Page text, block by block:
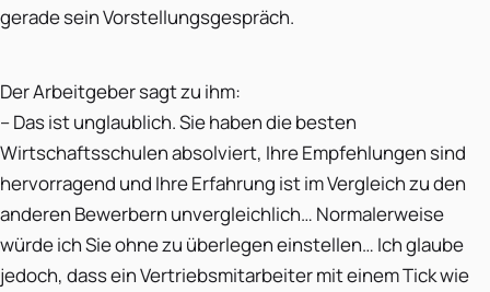
gerade sein Vorstellungsgespräch.
Der Arbeitgeber sagt zu ihm:
– Das ist unglaublich. Sie haben die besten
Wirtschaftsschulen absolviert, Ihre Empfehlungen sind
hervorragend und Ihre Erfahrung ist im Vergleich zu den
anderen Bewerbern unvergleichlich… Normalerweise
würde ich Sie ohne zu überlegen einstellen… Ich glaube
jedoch, dass ein Vertriebsmitarbeiter mit einem Tick wie